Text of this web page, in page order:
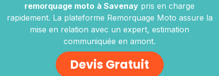
remorquage moto à Savenay pris en charge
rapidement. La plateforme Remorquage Moto assure la
mise en relation avec un expert, estimation
communiquée en amont.
Devis Gratuit